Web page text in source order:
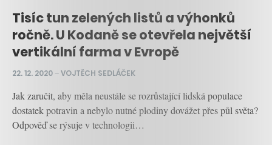
Tisíc tun zelených listů a výhonků
ročně. U Kodaně se otevřela největší
vertikální farma v Evropě
22. 12. 2020–VOJTĚCH SEDLÁČEK
Jak zaručit, aby měla neustále se rozrůstající lidská populace
dostatek potravin a nebylo nutné plodiny dovážet přes půl světa?
Odpověď se rýsuje v technologii…